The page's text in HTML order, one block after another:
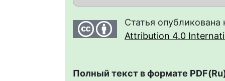
Статья
Attribution 4.0
Полный текст в формате